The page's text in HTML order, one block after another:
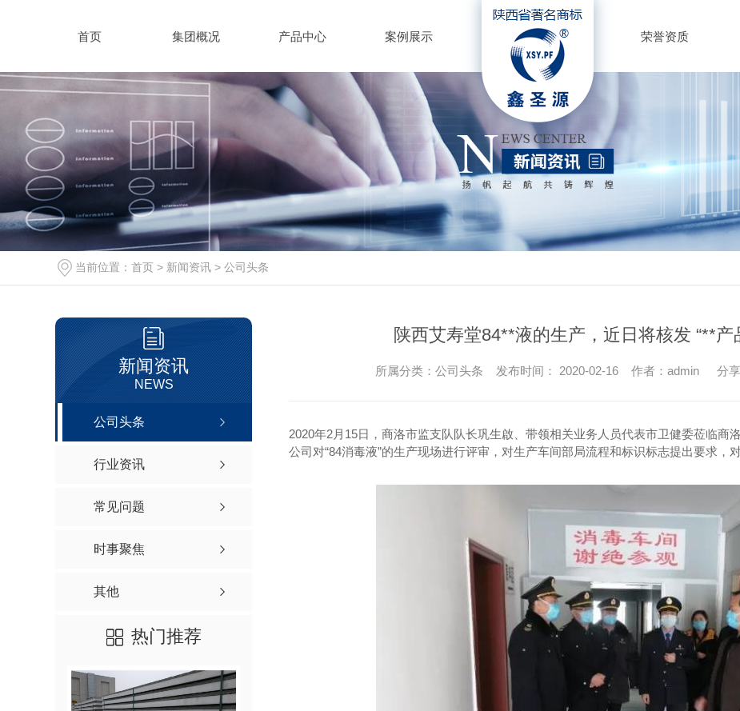
首页 集团概况 产品中心 案例展示 荣誉资质
当前位置： 首页 > 新闻资讯 > 公司头条
新闻资讯
NEWS
公司头条
行业资讯
常见问题
时事聚焦
其他
热门推荐
陕西艾寿堂84**液的生产，近日将核发 “**产
所属分类：公司头条 发布时间： 2020-02-16 作者：admin 分
2020年2月15日，商洛市监支队队长巩生啟、带领相关业务人员代表市卫健委莅临商
公司对“84消毒液”的生产现场进行评审，对生产车间部局流程和标识标志提出要求，